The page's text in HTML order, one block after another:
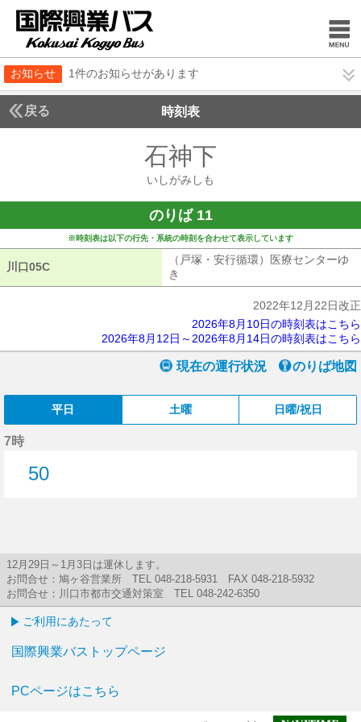
お知らせ 1件のお知らせがあります
戻る 時刻表
石神下
いしがみしも
のりば 11
※時刻表は以下の行先・系統の時刻を合わせて表示しています
川口05C
（戸塚・安行循環）医療センターゆ
き
2022年12月22日改正
2026年8月10日の時刻表はこちら
2026年8月12日～2026年8月14日の時刻表はこちら
現在の運行状況 のりば地図
平日 土曜 日曜/祝日
7時
50
12月29日～1月3日は運休します。
お問合せ：鳩ヶ谷営業所 TEL 048-218-5931 FAX 048-218-5932
お問合せ：川口市都市交通対策室 TEL 048-242-6350
ご利用にあたって
国際興業バストップページ
PCページはこちら